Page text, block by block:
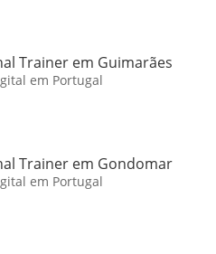
Trainer em Guimarães
em Portugal
Trainer em Gondomar
em Portugal